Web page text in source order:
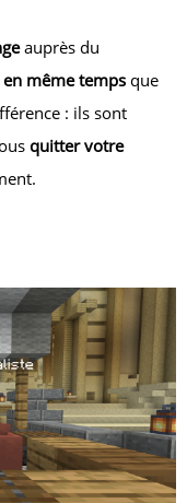
auprès du
en même temps que
: ils sont
quitter votre